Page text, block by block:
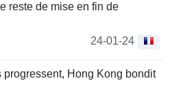
reste de mise en fin de
24-01-24
progressent, Hong Kong bondit